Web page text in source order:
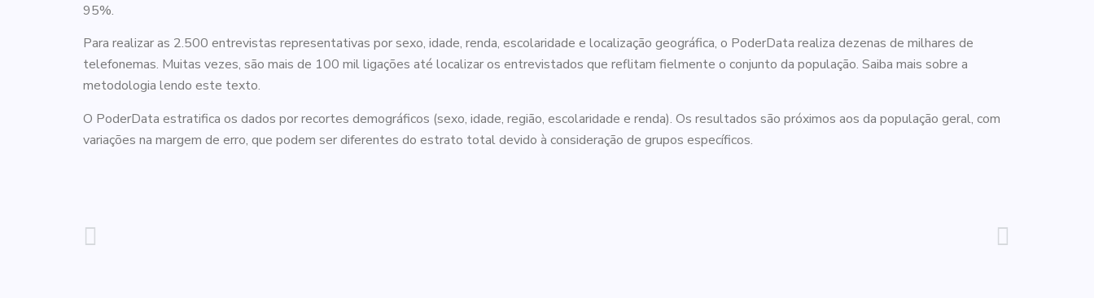
95%.
Para realizar as 2.500 entrevistas representativas por sexo, idade, renda, escolaridade e localização geográfica, o PoderData realiza dezenas de milhares de
telefonemas. Muitas vezes, são mais de 100 mil ligações até localizar os entrevistados que reflitam fielmente o conjunto da população. Saiba mais sobre a
metodologia lendo este texto.
O PoderData estratifica os dados por recortes demográficos (sexo, idade, região, escolaridade e renda). Os resultados são próximos aos da população geral, com
variações na margem de erro, que podem ser diferentes do estrato total devido à consideração de grupos específicos.